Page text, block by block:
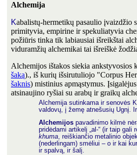
Alchemija
Kabalistų-hermetikų pasaulio įvaizdžio
primityvia, empirine ir spekuliatyvia
požiūris tinka tik labiausiai išreikštai
viduramžių alchemikai tai išreiškė
Alchemijos ištakos siekia ankstyvosios
šaką)., iš kurių išsirutuliojo "Corpus
šaknis) mistinius apmąstymus.
atsinaujino ryšiai su arabų ir graikų
Alchemija sutinkama ir senovės
valdovų, į žemę atnešusių Ugnį.
Alchemijos pavadinimo kilmė
pridėdami artikelį „al-“ (ir taip
khuma, reiškiančio metalinio
(nederlingam) smėliui – o ir kai
ir spalvą, ir šalį.